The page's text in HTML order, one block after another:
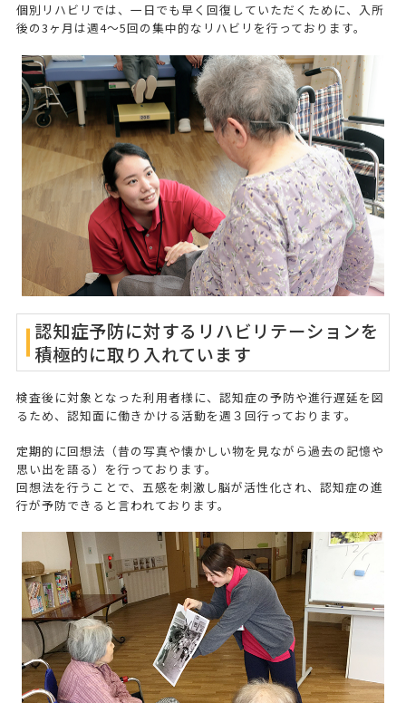
個別リハビリでは、一日でも早く回復していただくために、入所
後の3ヶ月は週4～5回の集中的なリハビリを行っております。
認知症予防に対するリハビリテーションを
積極的に取り入れています
検査後に対象となった利用者様に、認知症の予防や進行遅延を図
るため、認知面に働きかける活動を週３回行っております。
定期的に回想法（昔の写真や懐かしい物を見ながら過去の記憶や
思い出を語る）を行っております。
回想法を行うことで、五感を刺激し脳が活性化され、認知症の進
行が予防できると言われております。